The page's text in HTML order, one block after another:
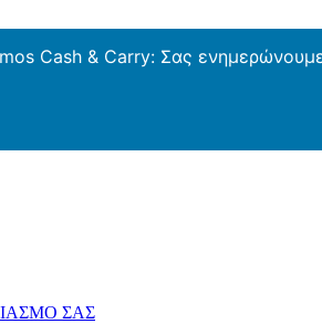
Cash & Carry: Σας
ΣΑΣ